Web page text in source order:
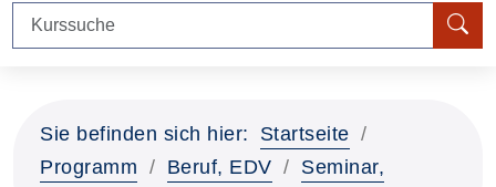
Sie befinden sich hier:
Startseite
Programm
Beruf, EDV
Seminar,